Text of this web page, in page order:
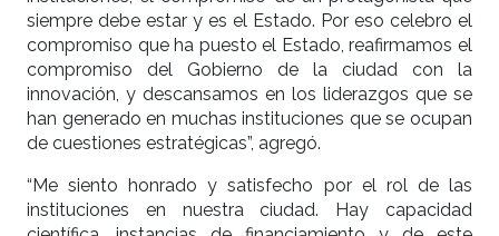
siempre debe estar y es el Estado. Por eso celebro el
compromiso que ha puesto el Estado, reafirmamos el
compromiso del Gobierno de la ciudad con la
innovación, y descansamos en los liderazgos que se
han generado en muchas instituciones que se ocupan
de cuestiones estratégicas”, agregó.
“Me siento honrado y satisfecho por el rol de las
instituciones en nuestra ciudad. Hay capacidad